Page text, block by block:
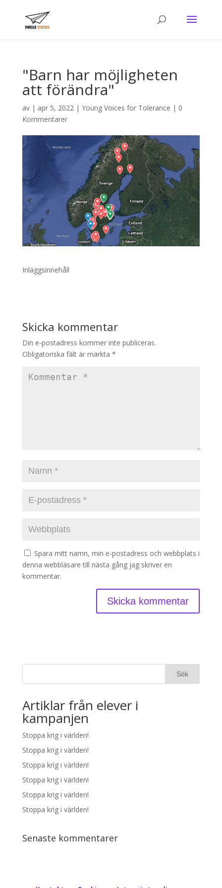
"Barn har möjligheten
att förändra"
av | apr 5, 2022| Young Voices for Tolerance | 0
Kommentarer
Inläggsinnehåll
Skicka kommentar
Din e-postadress kommer inte publiceras.
Obligatoriska fält är märkta *
Spara mitt namn, min e-postadress och webbplats i
denna webbläsare till nästa gång jag skriver en
kommentar.
Artiklar från elever i
kampanjen
Stoppa krig i världen!
Stoppa krig i världen!
Stoppa krig i världen!
Stoppa krig i världen!
Stoppa krig i världen!
Stoppa krig i världen!
Senaste kommentarer